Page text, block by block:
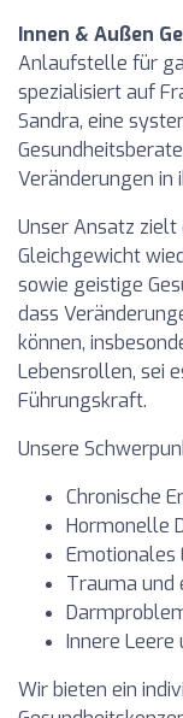
Innen & Außen
Anlaufstelle für
spezialisiert auf
Sandra, eine
Veränderungen in
Unser Ansatz zielt
Gleichgewicht
sowie geistige
dass
können,
Lebensrollen, sei
Führungskraft.
Unsere
Chronische
Hormonelle
Emotionales
Trauma und
Innere
Wir bieten ein